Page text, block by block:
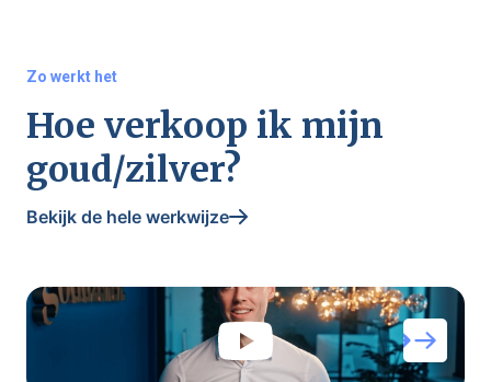
Zo werkt het
Hoe verkoop ik mijn
goud/zilver?
Bekijk de hele werkwijze